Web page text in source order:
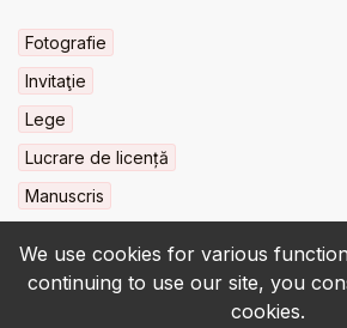
We use cookies for various
continuing to use our site, you
cookies.
Fotografie
Invitaţie
Lege
Lucrare de licență
Manuscris